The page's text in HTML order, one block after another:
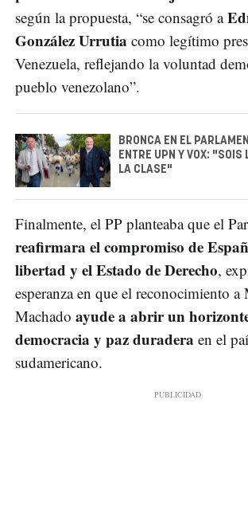
según la propuesta, “se consagró a
González Urrutia como legítimo
Venezuela, reflejando la voluntad
pueblo venezolano”.
BRONCA EN EL
ENTRE UPN Y VOX: "SOIS
LA CLASE"
Finalmente, el PP planteaba que el
reafirmara el compromiso de
libertad y el Estado de Derecho,
esperanza en que el reconocimiento
Machado ayude a abrir un
democracia y paz duradera en el
sudamericano.